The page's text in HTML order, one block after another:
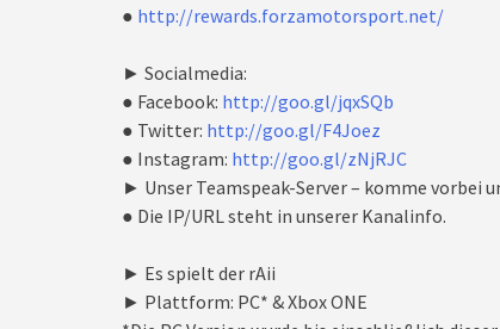
● http://rewards.forzamotorsport.net/
► Socialmedia:
● Facebook: http://goo.gl/jqxSQb
● Twitter: http://goo.gl/F4Joez
● Instagram: http://goo.gl/zNjRJC
► Unser Teamspeak-Server – komme vorbei
● Die IP/URL steht in unserer Kanalinfo.
► Es spielt der rAii
► Plattform: PC* & Xbox ONE